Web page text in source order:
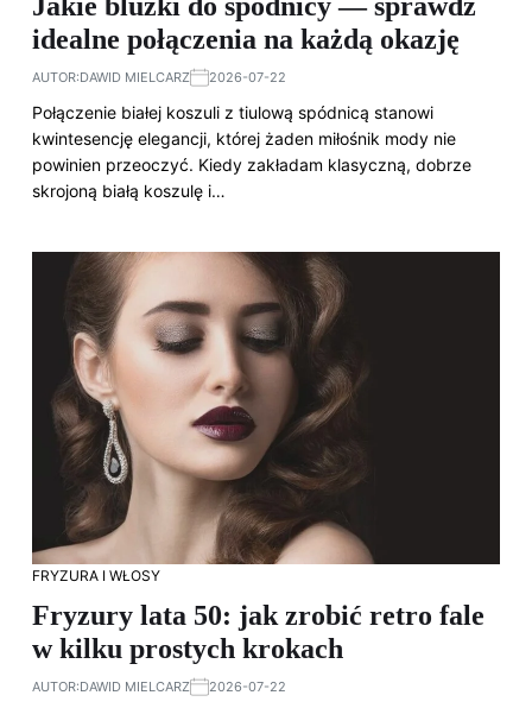
idealne połączenia na każdą okazję
AUTOR:DAWID MIELCARZ 2026-07-22
Połączenie białej koszuli z tiulową spódnicą stanowi
kwintesencję elegancji, której żaden miłośnik mody nie
powinien przeoczyć. Kiedy zakładam klasyczną, dobrze
skrojoną białą koszulę i…
FRYZURA I WŁOSY
Fryzury lata 50: jak zrobić retro fale
w kilku prostych krokach
AUTOR:DAWID MIELCARZ 2026-07-22